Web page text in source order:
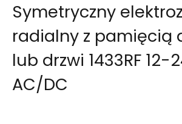
Symetryczny
radialny z pamięcią
lub drzwi 1433RF 12-
AC/DC